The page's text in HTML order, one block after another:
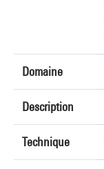
Domaine
Description
Technique